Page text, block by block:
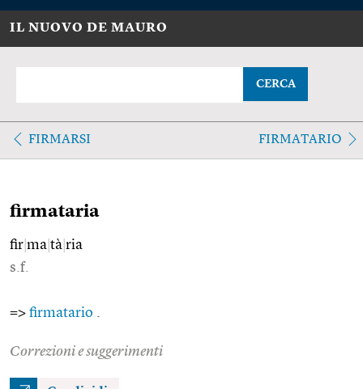
IL NUOVO DE MAURO
CERCA
FIRMARSI FIRMATARIO
firmataria
fir ma tà ria
s.f.
=> firmatario
Correzioni e suggerimenti